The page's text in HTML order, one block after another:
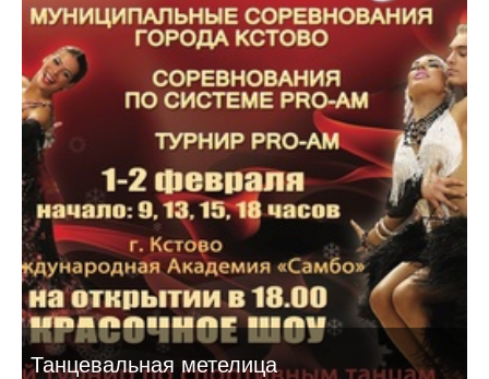
Танцевальная метелица